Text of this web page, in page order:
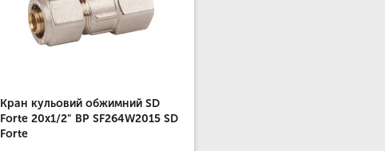
Кран кульовий обжимний SD
Forte 20х1/2" ВР SF264W2015 SD
Forte